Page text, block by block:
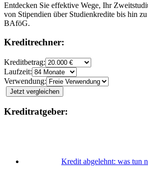
Entdecken Sie effektive Wege, Ihr
von Stipendien über Studienkredite bis hin
BAföG.
Kreditrechner:
Kreditbetrag:
Laufzeit:
Verwendung:
Jetzt vergleichen
Kreditratgeber:
Kredit abgelehnt: was tun